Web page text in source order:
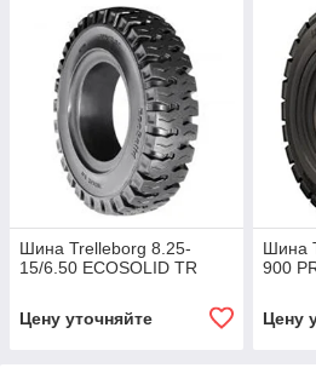
Шина Trelleborg 8.25-
15/6.50 ECOSOLID TR
Цену уточняйте
Шина
900
Цену